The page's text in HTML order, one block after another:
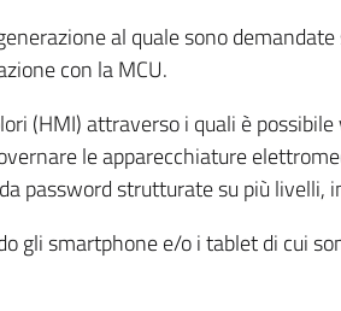
al quale sono
con la MCU.
(HMI) attraverso i quali è
le apparecchiature
password strutturate su più
gli smartphone e/o i tablet di cui